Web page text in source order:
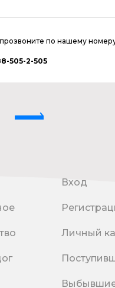
по нашему
505-2-505
Вход
Личный